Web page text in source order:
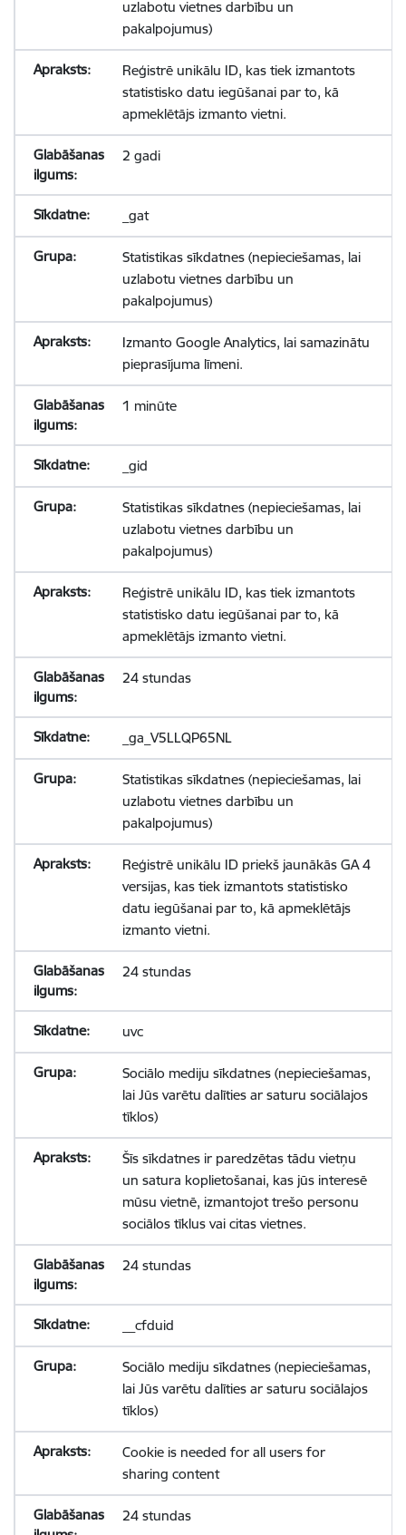
uzlabotu vietnes darbību un
pakalpojumus)
Reģistrē unikālu ID, kas tiek izmantots
statistisko datu iegūšanai par to, kā
apmeklētājs izmanto vietni.
2 gadi
_gat
Statistikas sīkdatnes (nepieciešamas, lai
uzlabotu vietnes darbību un
pakalpojumus)
Izmanto Google Analytics, lai samazinātu
pieprasījuma līmeni.
1 minūte
_gid
Statistikas sīkdatnes (nepieciešamas, lai
uzlabotu vietnes darbību un
pakalpojumus)
Reģistrē unikālu ID, kas tiek izmantots
statistisko datu iegūšanai par to, kā
apmeklētājs izmanto vietni.
24 stundas
_ga_V5LLQP65NL
Statistikas sīkdatnes (nepieciešamas, lai
uzlabotu vietnes darbību un
pakalpojumus)
Reģistrē unikālu ID priekš jaunākās GA 4
versijas, kas tiek izmantots statistisko
datu iegūšanai par to, kā apmeklētājs
izmanto vietni.
24 stundas
uvc
Sociālo mediju sīkdatnes (nepieciešamas,
lai Jūs varētu dalīties ar saturu sociālajos
tīklos)
Šīs sīkdatnes ir paredzētas tādu vietņu
un satura koplietošanai, kas jūs interesē
mūsu vietnē, izmantojot trešo personu
sociālos tīklus vai citas vietnes.
24 stundas
__cfduid
Sociālo mediju sīkdatnes (nepieciešamas,
lai Jūs varētu dalīties ar saturu sociālajos
tīklos)
Cookie is needed for all users for
sharing content
24 stundas